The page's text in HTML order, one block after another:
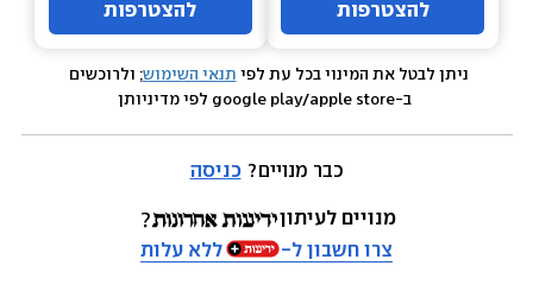
להצטרפות להצטרפות
ניתן לבטל את המינוי בכל עת לפי תנאי השימוש; ולרוכשים
כבר מנויים? כניסה
מנויים לעיתון
צרו חשבון ל-
ללא עלות